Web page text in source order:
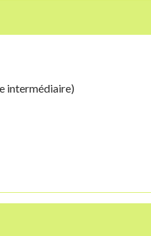
intermédiaire)